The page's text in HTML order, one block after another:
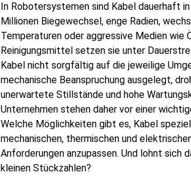
In Robotersystemen sind Kabel dauerhaft
Millionen Biegewechsel, enge Radien,
Temperaturen oder aggressive Medien wie
Reinigungsmittel setzen sie unter
Kabel nicht sorgfältig auf die jeweilige
mechanische Beanspruchung ausgelegt,
unerwartete Stillstände und hohe
Unternehmen stehen daher vor einer
Welche Möglichkeiten gibt es, Kabel
mechanischen, thermischen und
Anforderungen anzupassen. Und lohnt sich
kleinen Stückzahlen?